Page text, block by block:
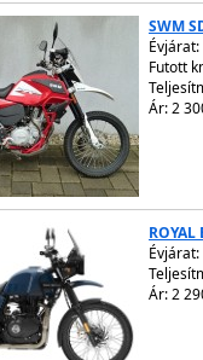
SWM
Évjárat:
Futott
Ár: 2
Évjárat:
Ár: 2